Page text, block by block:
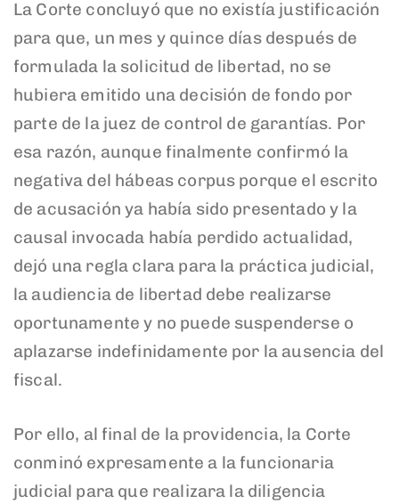
La Corte concluyó que no existía justificación
para que, un mes y quince días después de
formulada la solicitud de libertad, no se
hubiera emitido una decisión de fondo por
parte de la juez de control de garantías. Por
esa razón, aunque finalmente confirmó la
negativa del hábeas corpus porque el escrito
de acusación ya había sido presentado y la
causal invocada había perdido actualidad,
dejó una regla clara para la práctica judicial,
la audiencia de libertad debe realizarse
oportunamente y no puede suspenderse o
aplazarse indefinidamente por la ausencia del
fiscal.
Por ello, al final de la providencia, la Corte
conminó expresamente a la funcionaria
judicial para que realizara la diligencia